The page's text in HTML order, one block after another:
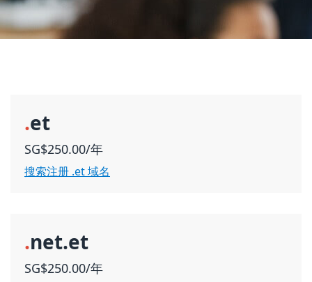
.et
SG$250.00/年
搜索注册 .et 域名
.net.et
SG$250.00/年